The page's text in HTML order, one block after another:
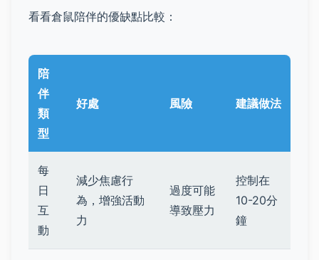
看看倉鼠陪伴的優缺點比較：
陪
伴
類
型
好處 風險 建議做法
每
日
互
動
減少焦慮行
為，增強活動
力
過度可能
導致壓力
控制在
10-20分
鐘